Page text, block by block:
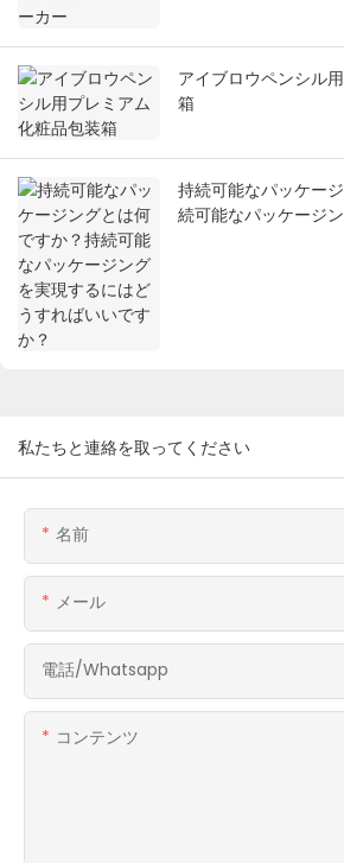
アイブロウペンシル
箱
持続可能なパッケー
続可能なパッケージ
私たちと連絡を取ってください
名前
メール
電話/whatsapp
コンテンツ